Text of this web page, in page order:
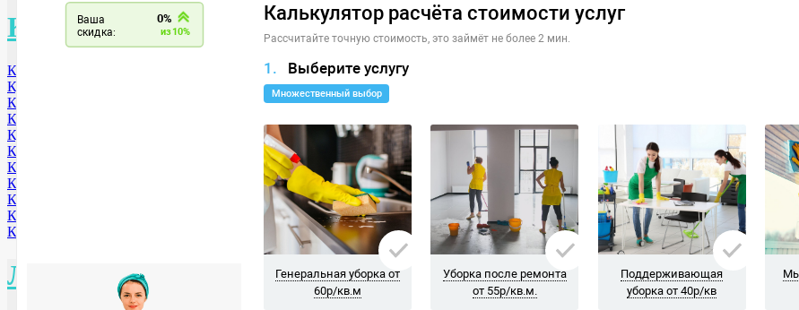
К
Кемерово
Курск
Казань
Калуга
Курган
Краснодар
Красногорск
Киров
Калининград
Коломна МО
Королев МО
Л